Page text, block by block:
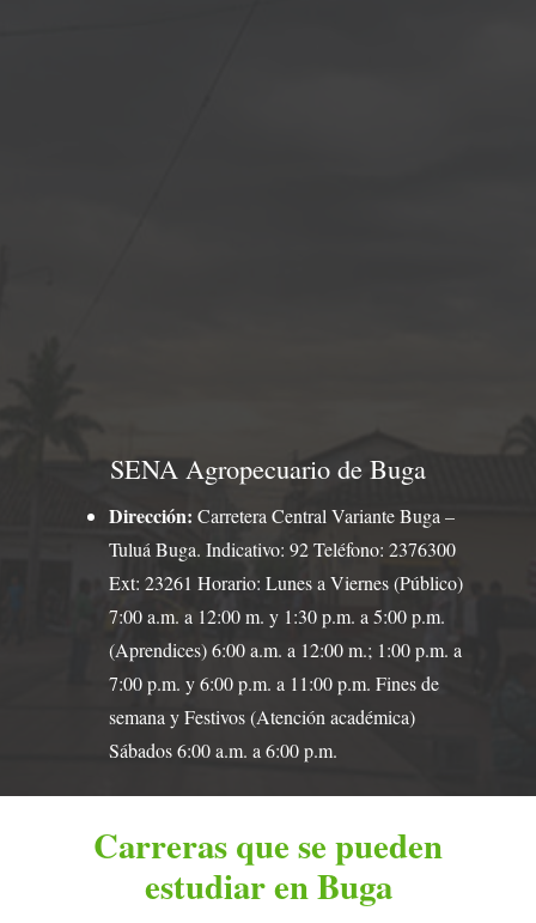
SENA Agropecuario de Buga
Dirección: Carretera Central Variante Buga –
Tuluá Buga. Indicativo: 92 Teléfono: 2376300
Ext: 23261 Horario: Lunes a Viernes (Público)
7:00 a.m. a 12:00 m. y 1:30 p.m. a 5:00 p.m.
(Aprendices) 6:00 a.m. a 12:00 m.; 1:00 p.m. a
7:00 p.m. y 6:00 p.m. a 11:00 p.m. Fines de
semana y Festivos (Atención académica)
Sábados 6:00 a.m. a 6:00 p.m.
Carreras que se pueden
estudiar en Buga